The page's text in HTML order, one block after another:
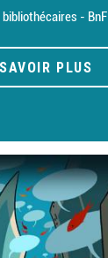
bibliothécaires - BnF
PLUS